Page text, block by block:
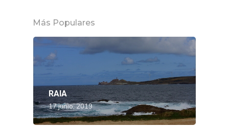
Más Populares
RAIA
17 junio, 2019